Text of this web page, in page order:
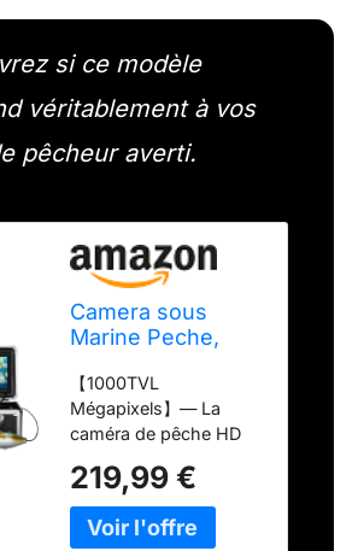
si ce modèle
véritablement à vos
pêcheur averti.
Camera sous
Marine Peche,
Pouces Appareil
Photo Fish Finder
1000TVL Caméra
étanche Câble
15m pour Pêche
sur Glace, en lac
et en Bateau (30M
【1000TVL
Mégapixels】— La
caméra de pêche HD
affiche clairement les
images, longueur de
câble d'extension de
219,99 €